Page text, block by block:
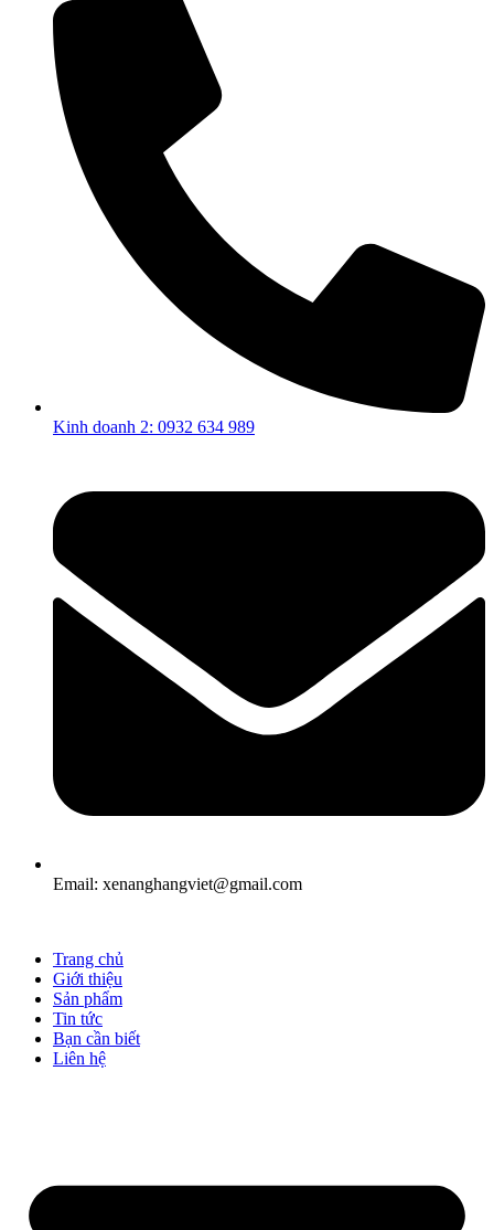
Kinh doanh 2: 0932 634 989
Email: xenanghangviet@gmail.com
Trang chủ
Giới thiệu
Sản phẩm
Tin tức
Bạn cần biết
Liên hệ